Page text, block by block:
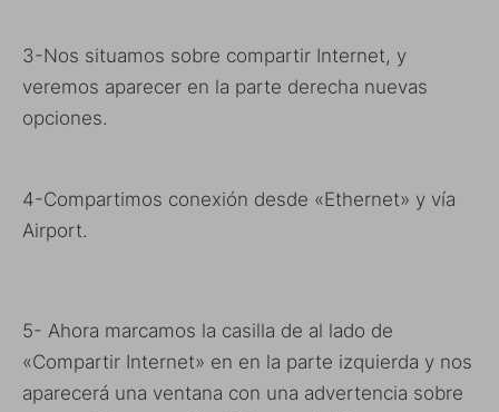
3-Nos situamos sobre compartir Internet, y
veremos aparecer en la parte derecha nuevas
opciones.
4-Compartimos conexión desde «Ethernet» y vía
Airport.
5- Ahora marcamos la casilla de al lado de
«Compartir Internet» en en la parte izquierda y nos
aparecerá una ventana con una advertencia sobre